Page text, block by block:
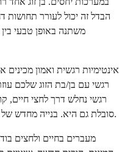
הבדל זה יכול לעורר
משתנה באופן טבעי
אינטימיות רגשית ואמון
רגשי עם בן/בת הזוג שלכם
רגשי נחלש דרך לחצי חיים,
סובלת גם היא. בנייה מחדש של קרבה רגשית יכולה להצית מחדש קשר פיזי.
מעברים בחיים ולחצים